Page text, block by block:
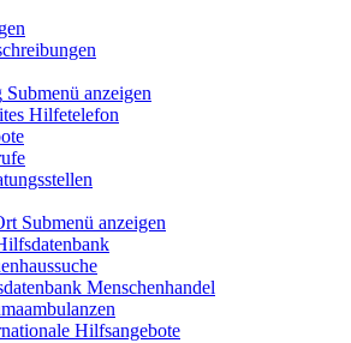
Submenü anzeigen
Hilfetelefon
Submenü anzeigen
Menschenhandel
Hilfsangebote